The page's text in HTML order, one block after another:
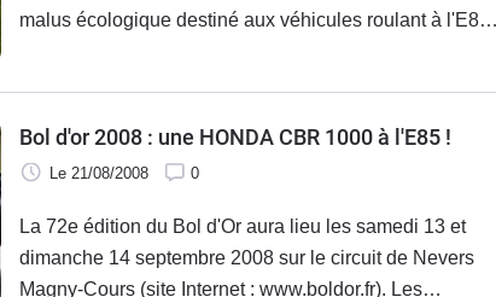
malus écologique destiné aux véhicules roulant à l'E85.
Bol d'or 2008 : une HONDA CBR 1000 à l'E85 !
Le 21/08/2008 0
La 72e édition du Bol d'Or aura lieu les samedi 13 et
dimanche 14 septembre 2008 sur le circuit de Nevers
Magny-Cours (site Internet : www.boldor.fr). Les